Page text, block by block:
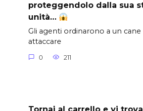
proteggendolo dalla sua
unità…
Gli agenti ordinarono a un cane
attaccare
0 211